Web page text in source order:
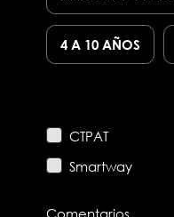
4 A 10 AÑOS
CTPAT
Smartway
Comentarios